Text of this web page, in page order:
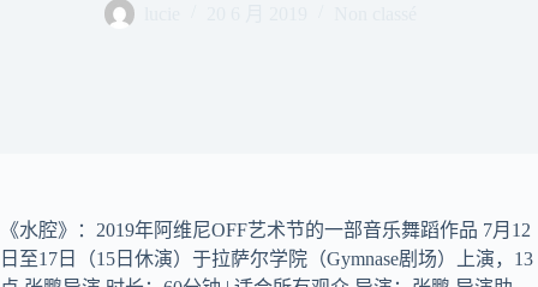
《水腔》：2019年阿维尼OFF艺术节的一部音乐舞蹈作品 7月12
日至17日（15日休演）于拉萨尔学院（Gymnase剧场）上演，13